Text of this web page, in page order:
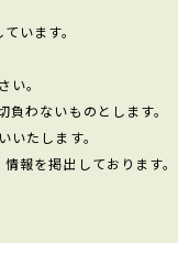
います。
い。
わないものとします。
たします。
報を掲出しております。